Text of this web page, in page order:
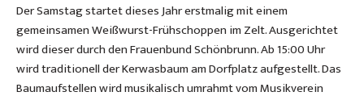
Der Samstag startet dieses Jahr erstmalig mit einem
gemeinsamen Weißwurst-Frühschoppen im Zelt. Ausgerichtet
wird dieser durch den Frauenbund Schönbrunn. Ab 15:00 Uhr
wird traditionell der Kerwasbaum am Dorfplatz aufgestellt. Das
Baumaufstellen wird musikalisch umrahmt vom Musikverein